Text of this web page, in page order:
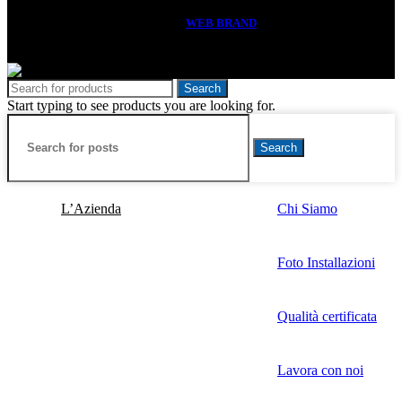
WEB BRAND
Search
Start typing to see products you are looking for.
Search
L’Azienda Chi Siamo
Foto Installazioni
Qualità certificata
Lavora con noi